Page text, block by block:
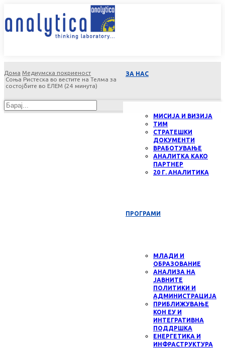
ЗА НАС
МИСИЈА И ВИЗИЈА
ТИМ
СТРАТЕШКИ
ДОКУМЕНТИ
ВРАБОТУВАЊЕ
АНАЛИТКА КАКО
ПАРТНЕР
20 Г. АНАЛИТИКА
ПРОГРАМИ
МЛАДИ И
ОБРАЗОВАНИЕ
АНАЛИЗА НА
ЈАВНИТЕ
ПОЛИТИКИ И
АДМИНИСТРАЦИЈА
ПРИБЛИЖУВАЊЕ
КОН ЕУ И
ИНТЕГРАТИВНА
ПОДДРШКА
ЕНЕРГЕТИКА И
ИНФРАСТРУКТУРА
Дома Медиумска покриеност
Соња Ристеска во вестите на Телма за
состојбите во ЕЛЕМ (24 минута)